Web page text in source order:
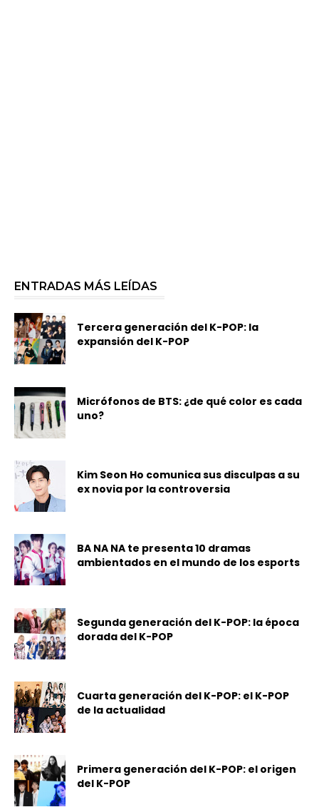
ENTRADAS MÁS LEÍDAS
Tercera generación del K-POP: la
expansión del K-POP
Micrófonos de BTS: ¿de qué color es cada
uno?
Kim Seon Ho comunica sus disculpas a su
ex novia por la controversia
BA NA NA te presenta 10 dramas
ambientados en el mundo de los esports
Segunda generación del K-POP: la época
dorada del K-POP
Cuarta generación del K-POP: el K-POP
de la actualidad
Primera generación del K-POP: el origen
del K-POP